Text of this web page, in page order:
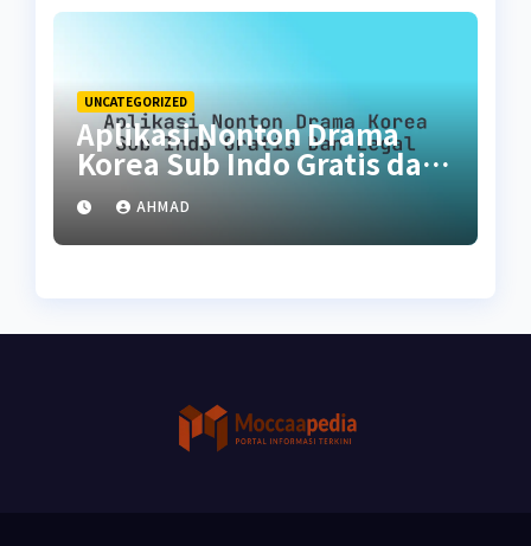
UNCATEGORIZED
Aplikasi Nonton Drama
Korea Sub Indo Gratis dan
LegalAHMAD